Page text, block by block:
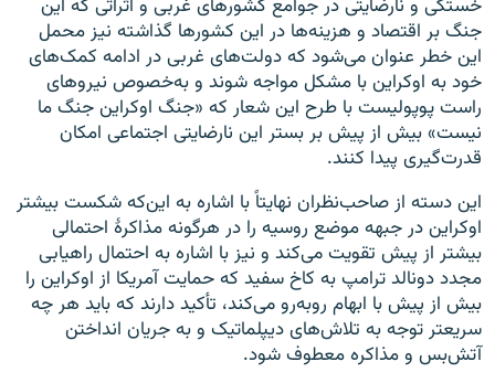
خستگی و نارضایتی در جوامع کشورهای غربی و اثراتی که این
جنگ بر اقتصاد و هزینه‌ها در این کشورها گذاشته نیز محمل
این خطر عنوان می‌شود که دولت‌های غربی در ادامه کمک‌های
خود به اوکراین با مشکل مواجه شوند و به‌خصوص نیروهای
راست پوپولیست با طرح این شعار که «جنگ اوکراین جنگ ما
نیست» بیش از پیش بر بستر این نارضایتی اجتماعی امکان
قدرت‌گیری پیدا کنند.
این دسته از صاحب‌نظران نهایتاً با اشاره به این‌که شکست بیشتر
اوکراین در جبهه موضع روسیه را در هرگونه مذاکرۀ احتمالی
بیشتر از پیش تقویت می‌کند و نیز با اشاره به احتمال راهیابی
مجدد دونالد ترامپ به کاخ سفید که حمایت آمریکا از اوکراین را
بیش از پیش با ابهام روبه‌رو می‌کند، تأکید دارند که باید هر چه
سریعتر توجه به تلاش‌های دیپلماتیک و به جریان انداختن
آتش‌بس و مذاکره معطوف شود.